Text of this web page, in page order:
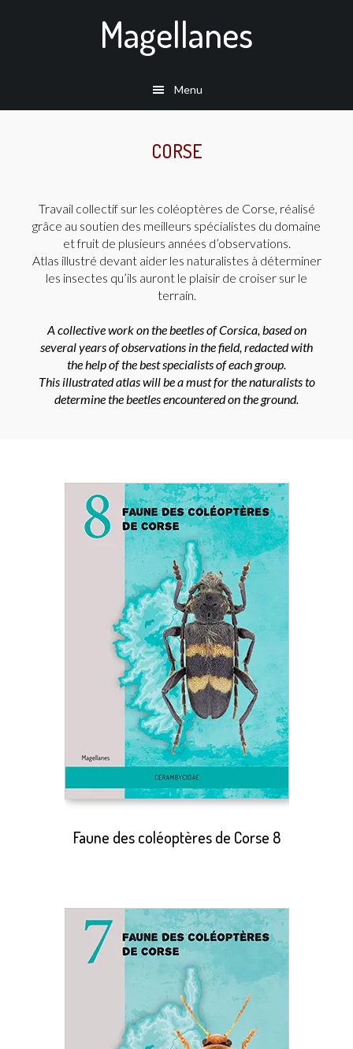
Magellanes
Menu
CORSE
Travail collectif sur les coléoptères de Corse, réalisé
grâce au soutien des meilleurs spécialistes du domaine
et fruit de plusieurs années d’observations.
Atlas illustré devant aider les naturalistes à déterminer
les insectes qu’ils auront le plaisir de croiser sur le
terrain.
A collective work on the beetles of Corsica, based on
several years of observations in the field, redacted with
the help of the best specialists of each group.
This illustrated atlas will bea must forthe naturalists to
determine the beetles encountered on the ground.
Faune des coléoptères de Corse 8